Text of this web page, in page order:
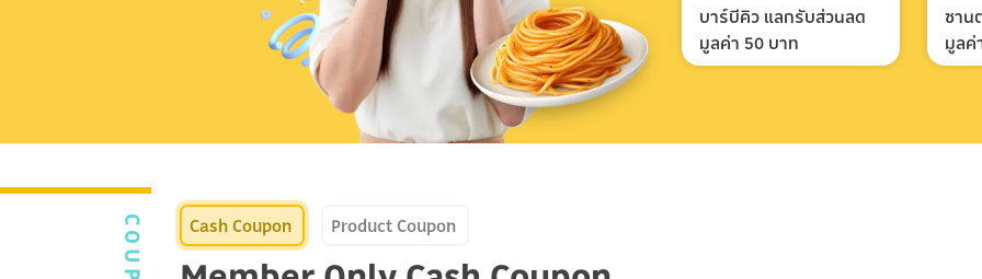
บาร์บีคิว แลกรับส่วนลด
มูลค่า 50 บาท
ซาน
มูลค่
Cash Coupon Product Coupon